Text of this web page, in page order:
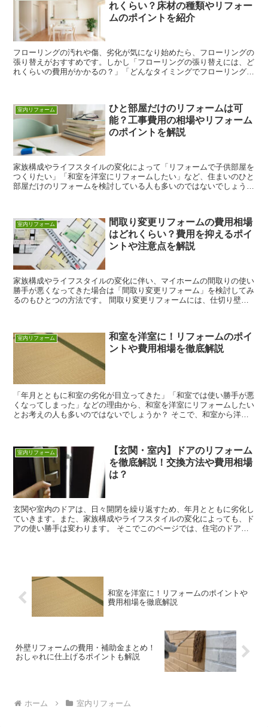
れくらい？床材の種類やリフォー
ムのポイントを紹介
フローリングの汚れや傷、劣化が気になり始めたら、フローリングの
張り替えがおすすめです。しかし「フローリングの張り替えには、ど
れくらいの費用がかかるの？」「どんなタイミングでフローリングを
室内リフォーム
ひと部屋だけのリフォームは可
能？工事費用の相場やリフォーム
のポイントを解説
家族構成やライフスタイルの変化によって「リフォームで子供部屋を
つくりたい」「和室を洋室にリフォームしたい」など、住まいのひと
部屋だけのリフォームを検討している人も多いのではないでしょう
室内リフォーム
間取り変更リフォームの費用相場
はどれくらい？費用を抑えるポイ
ントや注意点を解説
家族構成やライフスタイルの変化に伴い、マイホームの間取りの使い
勝手が悪くなってきた場合は「間取り変更リフォーム」を検討してみ
るのもひとつの方法です。 間取り変更リフォームには、仕切り壁の
室内リフォーム
和室を洋室に！リフォームのポイ
ントや費用相場を徹底解説
「年月とともに和室の劣化が目立ってきた」「和室では使い勝手が悪
くなってしまった」などの理由から、和室を洋室にリフォームしたい
とお考えの人も多いのではないでしょうか？ そこで、和室から洋室
室内リフォーム
【玄関・室内】ドアのリフォーム
を徹底解説！交換方法や費用相場
は？
玄関や室内のドアは、日々開閉を繰り返すため、年月とともに劣化し
ていきます。また、家族構成やライフスタイルの変化によっても、ド
アの使い勝手は変わります。 そこでこのページでは、住宅のドアの
和室を洋室に！リフォームのポイントや
費用相場を徹底解説
外壁リフォームの費用・補助金まとめ！
おしゃれに仕上げるポイントも解説
ホーム 室内リフォーム